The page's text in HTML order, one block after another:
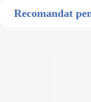
Recomandat